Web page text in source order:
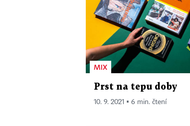
MIX
Prst na tepu doby
10. 9. 2021 ▪ 6 min. čtení